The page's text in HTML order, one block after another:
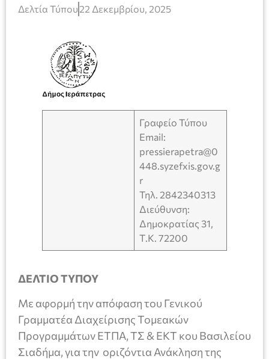
Δελτία Τύπου 22 Δεκεμβρίου, 2025
Γραφείο Τύπου
Email:
pressierapetra@0
448.syzefxis.gov.g
r
Τηλ. 2842340313
Διεύθυνση:
Δημοκρατίας 31,
Τ.Κ. 72200
ΔΕΛΤΙΟ ΤΥΠΟΥ
Με αφορμή την απόφαση του Γενικού
Γραμματέα Διαχείρισης Τομεακών
Προγραμμάτων ΕΤΠΑ, ΤΣ & ΕΚΤ κου Βασιλείου
Σιαδήμα, για την οριζόντια Ανάκληση της